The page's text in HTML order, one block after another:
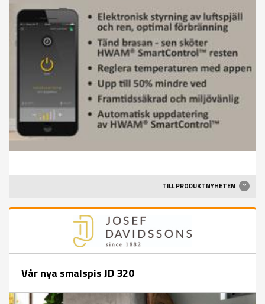
TILL PRODUKTNYHETEN
Vår nya smalspis JD 320